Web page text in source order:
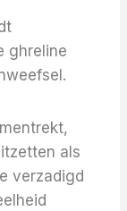
ghreline
als
verzadigd